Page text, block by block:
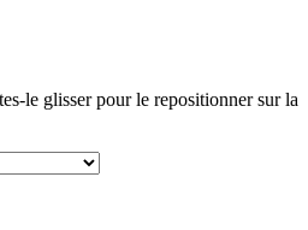
le glisser pour le repositionner sur la